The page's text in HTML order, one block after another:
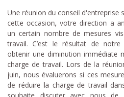
Une réunion du conseil d'entreprise
cette occasion, votre direction a
un certain nombre de mesures
travail. C’est le résultat de
obtenir une diminution immédiate
charge de travail. Lors de la
juin, nous évaluerons si ces
de réduire la charge de travail